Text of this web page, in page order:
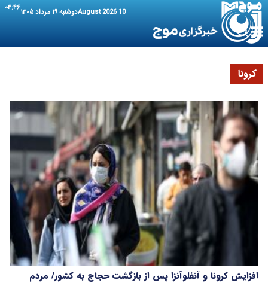
10 August 2026 دوشنبه ۱۹ مرداد ۱۴۰۵ ۰۴:۴۶
کرونا
افزایش کرونا و آنفلوآنزا پس از بازگشت حجاج به کشور/ مردم